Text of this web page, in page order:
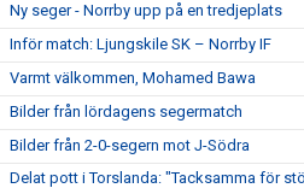
Ny seger - Norrby upp på en tredjeplats
Inför match: Ljungskile SK – Norrby IF
Varmt välkommen, Mohamed Bawa
Bilder från lördagens segermatch
Bilder från 2-0-segern mot J-Södra
Delat pott i Torslanda: "Tacksamma för